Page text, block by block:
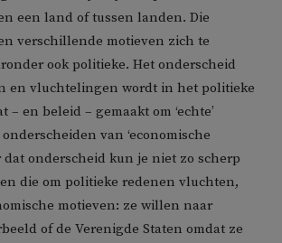
een land of tussen landen. Die
verschillende motieven zich te
ook politieke. Het onderscheid
en vluchtelingen wordt in het politieke
– en beleid – gemaakt om ‘echte’
van ‘economische
dat onderscheid kun je niet zo scherp
die om politieke redenen vluchten,
motieven: ze willen naar
of de Verenigde Staten omdat ze